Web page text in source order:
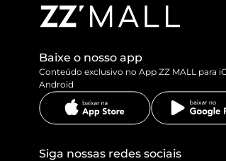
Baixe o nosso app
Conteúdo exclusivo no App ZZ MALL para
Android
Siga nossas redes sociais